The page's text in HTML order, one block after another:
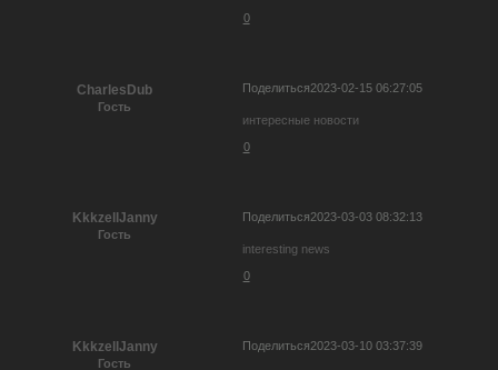
0
Поделиться2023-02-15 06:27:05
CharlesDub
Гость
интересные новости
0
Поделиться2023-03-03 08:32:13
KkkzellJanny
Гость
interesting news
0
Поделиться2023-03-10 03:37:39
KkkzellJanny
Гость